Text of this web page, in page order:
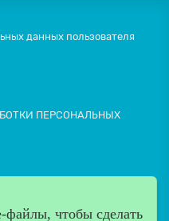
данных пользователя
ПЕРСОНАЛЬНЫХ
файлы, чтобы сделать